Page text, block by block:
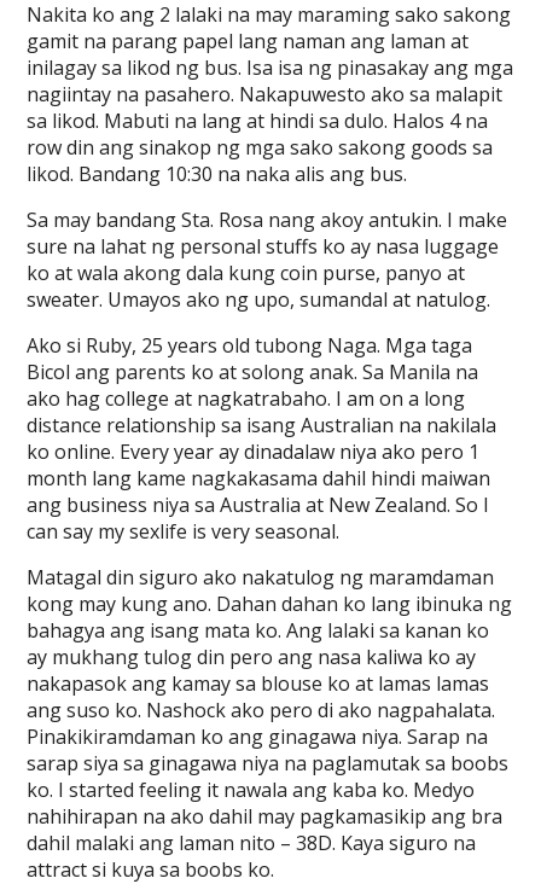
Nakita ko ang 2 lalaki na may maraming sako sakong
gamit na parang papel lang naman ang laman at
inilagay sa likod ng bus. Isa isa ng pinasakay ang mga
nagiintay na pasahero. Nakapuwesto ako sa malapit
sa likod. Mabuti na lang at hindi sa dulo. Halos 4 na
row din ang sinakop ng mga sako sakong goods sa
likod. Bandang 10:30 na naka alis ang bus.
Sa may bandang Sta. Rosa nang akoy antukin. I make
sure na lahat ng personal stuffs ko ay nasa luggage
ko at wala akong dala kung coin purse, panyo at
sweater. Umayos ako ng upo, sumandal at natulog.
Ako si Ruby, 25 years old tubong Naga. Mga taga
Bicol ang parents ko at solong anak. Sa Manila na
ako hag college at nagkatrabaho. I am on a long
distance relationship sa isang Australian na nakilala
ko online. Every year ay dinadalaw niya ako pero 1
month lang kame nagkakasama dahil hindi maiwan
ang business niya sa Australia at New Zealand. So I
can say my sexlife is very seasonal.
Matagal din siguro ako nakatulog ng maramdaman
kong may kung ano. Dahan dahan ko lang ibinuka ng
bahagya ang isang mata ko. Ang lalaki sa kanan ko
ay mukhang tulog din pero ang nasa kaliwa ko ay
nakapasok ang kamay sa blouse ko at lamas lamas
ang suso ko. Nashock ako pero di ako nagpahalata.
Pinakikiramdaman ko ang ginagawa niya. Sarap na
sarap siya sa ginagawa niya na paglamutak sa boobs
ko. I started feeling it nawala ang kaba ko. Medyo
nahihirapan na ako dahil may pagkamasikip ang bra
dahil malaki ang laman nito – 38D. Kaya siguro na
attract si kuya sa boobs ko.